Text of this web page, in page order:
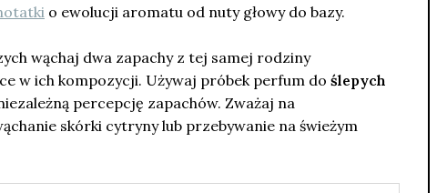
o ewolucji aromatu od nuty głowy do bazy.
wąchaj dwa zapachy z tej samej rodziny
w ich kompozycji. Używaj próbek perfum do ślepych
percepcję zapachów. Zważaj na
skórki cytryny lub przebywanie na świeżym